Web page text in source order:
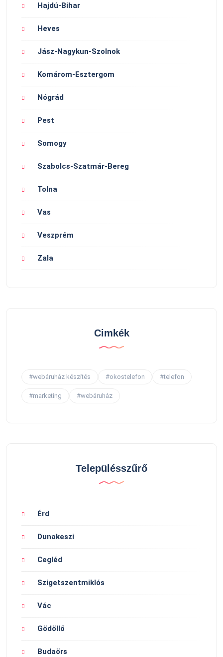
Hajdú-Bihar
Heves
Jász-Nagykun-Szolnok
Komárom-Esztergom
Nógrád
Pest
Somogy
Szabolcs-Szatmár-Bereg
Tolna
Vas
Veszprém
Zala
Cimkék
#webáruház készítés #okostelefon #telefon
#marketing #webáruház
Településszűrő
Érd
Dunakeszi
Cegléd
Szigetszentmiklós
Vác
Gödöllő
Budaörs